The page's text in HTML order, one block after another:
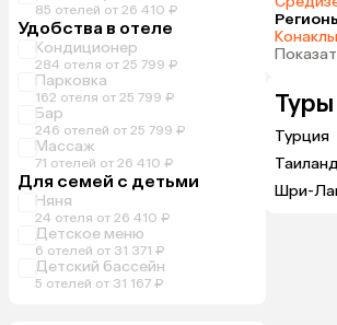
85 отелей от 26 410 ₽
Удобства в отеле
Кондиционер
284 отеля от 25 799 ₽
Парковка
162 отеля от 25 799 ₽
Бар
246 отелей от 25 799 ₽
Массаж
71 отелей от 26 410 ₽
Для семей с детьми
Няня
24 отеля от 26 410 ₽
Детское меню
6 отелей от 31 371 ₽
Детский бассейн
5 отелей от 31 167 ₽
Конаклы
Турция
Шри-